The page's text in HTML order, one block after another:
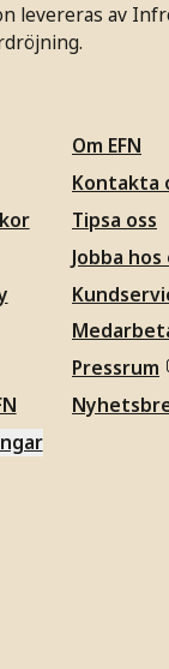
levereras av
Om EFN
Kontakta
Tipsa oss
Jobba hos
Pressrum